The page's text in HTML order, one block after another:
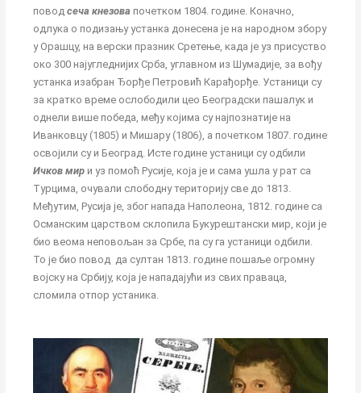
поводсеча кнезова почетком 1804. године. Коначно,
одлука о подизању устанка донесена је на народном збору
у Орашцу, на верски празник Сретење, када је уз присуство
око 300 најугледнијих Срба, углавном из Шумадије, за вођу
устанка изабран Ђорђе Петровић Карађорђе. Устаници су
за кратко време ослободили цео Београдски пашалук и
однели више победа, међу којима су најпознатије на
Иванковцу (1805) и Мишару (1806), а почетком 1807. године
освојили су и Београд. Исте године устаници су одбили
Ичков мир и уз помоћ Русије, која је и сама ушла у рат са
Турцима, очували слободну територију све до 1813.
Међутим, Русија је, због напада Наполеона, 1812. године са
Османским царством склопила Букурештански мир, који је
био веома неповољан за Србе, па су га устаници одбили.
То је био повод да султан 1813. године пошаље огромну
војску на Србију, која је нападајући из свих праваца,
сломила отпор устаника.